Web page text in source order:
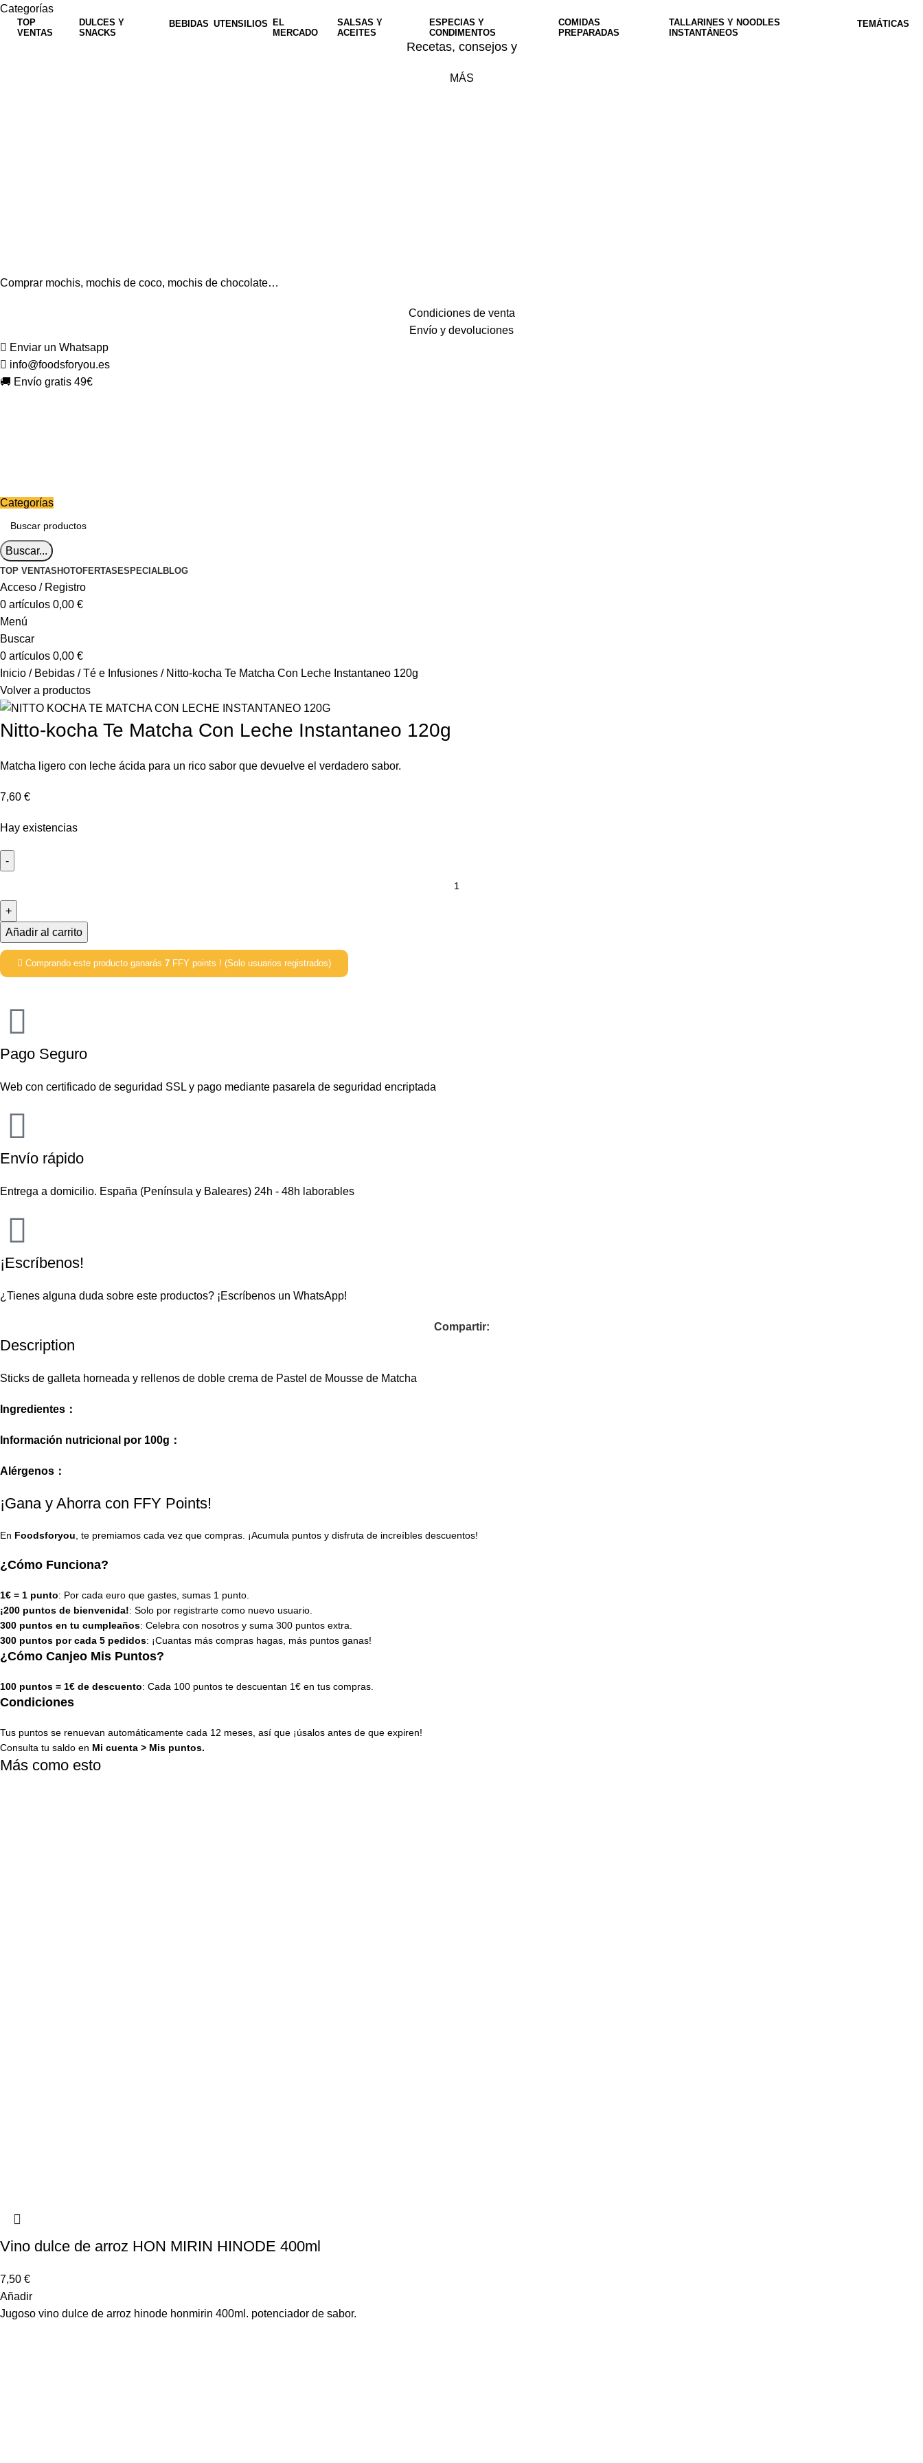
Categorías
TOP
VENTAS
DULCES Y
SNACKS
BEBIDAS UTENSILIOS
EL
MERCADO
SALSAS Y
ACEITES
ESPECIAS Y
CONDIMENTOS
COMIDAS
PREPARADAS
TALLARINES Y NOODLES
INSTANTÁNEOS
TEMÁTICAS
Recetas, consejos y
MÁS
Comprar mochis, mochis de coco, mochis de chocolate…
Condiciones de venta
Envío y devoluciones
Enviar un Whatsapp
info@foodsforyou.es
🚚 Envío gratis 49€
Categorías
Buscar...
TOP VENTAS HOTOFERTAS ESPECIALBLOG
Acceso / Registro
0 artículos 0,00 €
Menú
Buscar
0 artículos 0,00 €
Inicio
Bebidas Té e Infusiones
Nitto-kocha Te Matcha Con Leche Instantaneo 120g
Volver a productos
Nitto-kocha Te Matcha Con Leche Instantaneo 120g
Matcha ligero con leche ácida para un rico sabor que devuelve el verdadero sabor.
7,60 €
Hay existencias
Añadir al carrito
Comprando este producto ganarás 7 FFY points ! (Solo usuarios registrados)
Pago Seguro
Web con certificado de seguridad SSL y pago mediante pasarela de seguridad encriptada
Envío rápido
Entrega a domicilio. España (Península y Baleares) 24h - 48h laborables
¡Escríbenos!
¿Tienes alguna duda sobre este productos? ¡Escríbenos un WhatsApp!
Compartir:
Description
Sticks de galleta horneada y rellenos de doble crema de Pastel de Mousse de Matcha
Ingredientes：
Información nutricional por 100g：
Alérgenos：
¡Gana y Ahorra con FFY Points!
En Foodsforyou, te premiamos cada vez que compras. ¡Acumula puntos y disfruta de increíbles descuentos!
¿Cómo Funciona?
1€ = 1 punto: Por cada euro que gastes, sumas 1 punto.
¡200 puntos de bienvenida!: Solo por registrarte como nuevo usuario.
300 puntos en tu cumpleaños: Celebra con nosotros y suma 300 puntos extra.
300 puntos por cada 5 pedidos: ¡Cuantas más compras hagas, más puntos ganas!
¿Cómo Canjeo Mis Puntos?
100 puntos = 1€ de descuento: Cada 100 puntos te descuentan 1€ en tus compras.
Condiciones
Tus puntos se renuevan automáticamente cada 12 meses, así que ¡úsalos antes de que expiren!
Consulta tu saldo en Mi cuenta > Mis puntos.
Más como esto
Vino dulce de arroz HON MIRIN HINODE 400ml
7,50 €
Añadir
Jugoso vino dulce de arroz hinode honmirin 400ml. potenciador de sabor.